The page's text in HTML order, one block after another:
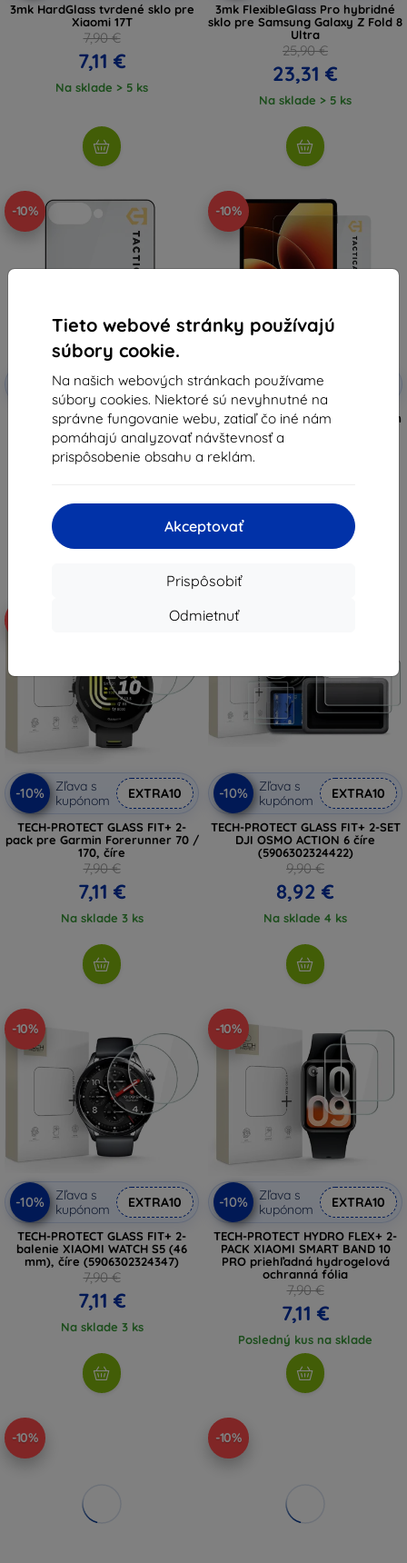
Tieto webové stránky používajú
súbory cookie.
Na našich webových stránkach používame
súbory cookies. Niektoré sú nevyhnutné na
správne fungovanie webu, zatiaľ čo iné nám
pomáhajú analyzovať návštevnosť a
prispôsobenie obsahu a reklám.
Akceptovať
Prispôsobiť
Odmietnuť
3mk HardGlass tvrdené sklo pre
Xiaomi 17T
7,90 €
7,11 €
Na sklade > 5 ks
3mk FlexibleGlass Pro hybridné
sklo pre Samsung Galaxy Z Fold 8
Ultra
25,90 €
23,31 €
Na sklade > 5 ks
-10%
Zľava s
kupónom
EXTRA10
Tactical Glass Shield 5D pre
Samsung Galaxy Z Flip 8, čierne,
vonkajšie, 57983130475
8,91 €
Na sklade > 5 ks
-10%
-10%
Zľava s
kupónom
Taktické sklo s ochranným štítom
pre Xiaomi Pad 7/8/8 Pro, číre
(57983130431)
Na sklade > 5 ks
-10%
Zľava s
kupónom
EXTRA10
TECH-PROTECT GLASS FIT+ 2-
pack pre Garmin Forerunner 70 /
170, číre
7,90 €
7,11 €
Na sklade 3 ks
-10%
-10%
Zľava s
kupónom
EXTRA10
TECH-PROTECT GLASS FIT+ 2-SET
DJI OSMO ACTION 6 číre
(5906302324422)
9,90 €
8,92 €
Na sklade 4 ks
-10%
-10%
Zľava s
kupónom
EXTRA10
TECH-PROTECT GLASS FIT+ 2-
balenie XIAOMI WATCH S5 (46
mm), číre (5906302324347)
7,90 €
7,11 €
Na sklade 3 ks
-10%
-10%
Zľava s
kupónom
EXTRA10
TECH-PROTECT HYDRO FLEX+ 2-
PACK XIAOMI SMART BAND 10
PRO priehľadná hydrogelová
ochranná fólia
7,90 €
7,11 €
Posledný kus na sklade
-10% -10%